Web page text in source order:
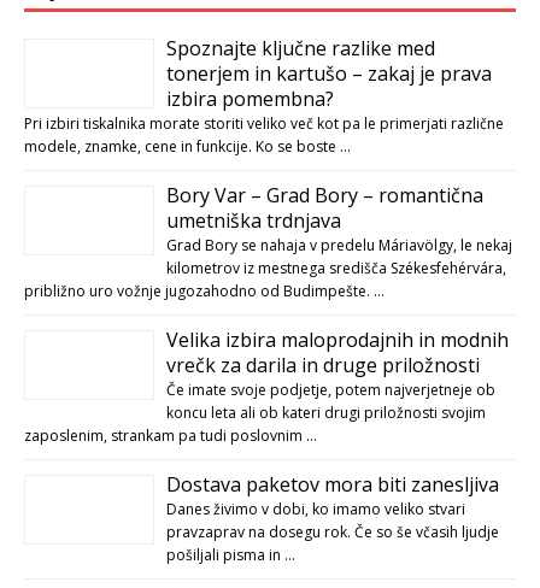
Spoznajte ključne razlike med
tonerjem in kartušo – zakaj je prava
izbira pomembna?
Pri izbiri tiskalnika morate storiti veliko več kot pa le primerjati različne
modele, znamke, cene in funkcije. Ko se boste …
Bory Var – Grad Bory – romantična
umetniška trdnjava
Grad Bory se nahaja v predelu Máriavölgy, le nekaj
kilometrov iz mestnega središča Székesfehérvára,
približno uro vožnje jugozahodno od Budimpešte. …
Velika izbira maloprodajnih in modnih
vrečk za darila in druge priložnosti
Če imate svoje podjetje, potem najverjetneje ob
koncu leta ali ob kateri drugi priložnosti svojim
zaposlenim, strankam pa tudi poslovnim …
Dostava paketov mora biti zanesljiva
Danes živimo v dobi, ko imamo veliko stvari
pravzaprav na dosegu rok. Če so še včasih ljudje
pošiljali pisma in …